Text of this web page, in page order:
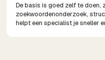
De basis is goed zelf te doen,
zoekwoordenonderzoek,
helpt een specialist je sneller